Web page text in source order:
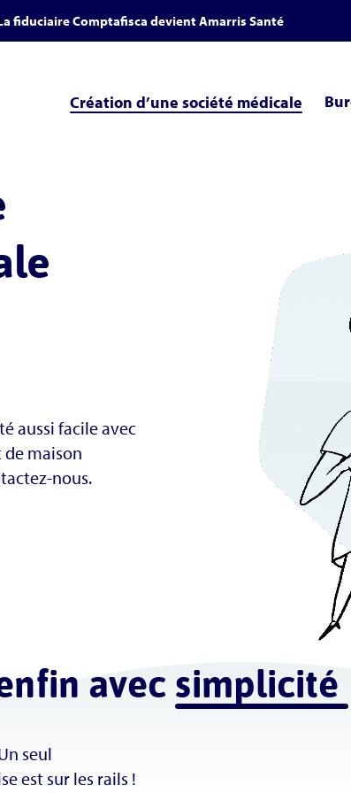
fiduciaire Comptafisca devient Amarris Santé
Création d’une société médicale
aussi facile avec
de maison
nous.
avec simplicité
seul
est sur les rails !